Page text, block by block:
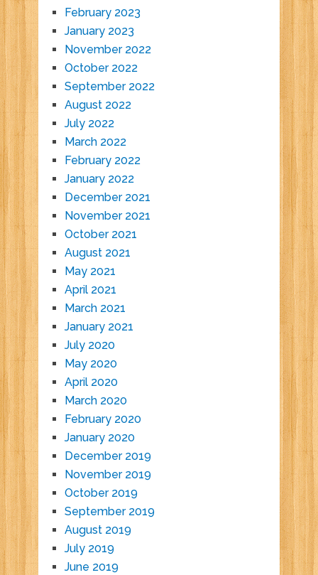
February 2023
January 2023
November 2022
October 2022
September 2022
August 2022
July 2022
March 2022
February 2022
January 2022
December 2021
November 2021
October 2021
August 2021
May 2021
April 2021
March 2021
January 2021
July 2020
May 2020
April 2020
March 2020
February 2020
January 2020
December 2019
November 2019
October 2019
September 2019
August 2019
July 2019
June 2019